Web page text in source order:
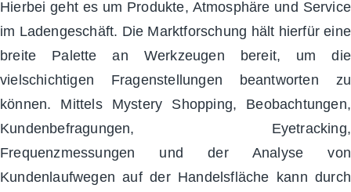
Hierbei geht es um Produkte, Atmosphäre und Service
im Ladengeschäft. Die Marktforschung hält hierfür eine
breite Palette an Werkzeugen bereit, um die
vielschichtigen Fragenstellungen beantworten zu
können. Mittels Mystery Shopping, Beobachtungen,
Kundenbefragungen, Eyetracking,
Frequenzmessungen und der Analyse von
Kundenlaufwegen auf der Handelsfläche kann durch